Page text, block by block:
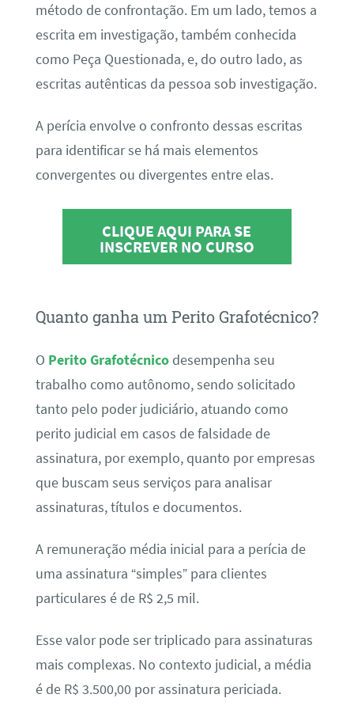
método de confrontação. Em um lado, temos a
escrita em investigação, também conhecida
como Peça Questionada, e, do outro lado, as
escritas autênticas da pessoa sob investigação.
A perícia envolve o confronto dessas escritas
para identificar se há mais elementos
convergentes ou divergentes entre elas.
CLIQUE AQUI PARA SE
INSCREVER NO CURSO
Quanto ganha um Perito Grafotécnico?
O Perito Grafotécnicodesempenha seu
trabalho como autônomo, sendo solicitado
tanto pelo poder judiciário, atuando como
perito judicial em casos de falsidade de
assinatura, por exemplo, quanto por empresas
que buscam seus serviços para analisar
assinaturas, títulos e documentos.
A remuneração média inicial para a perícia de
uma assinatura “simples” para clientes
particulares é de R$ 2,5 mil.
Esse valor pode ser triplicado para assinaturas
mais complexas. No contexto judicial, a média
é de R$ 3.500,00 por assinatura periciada.